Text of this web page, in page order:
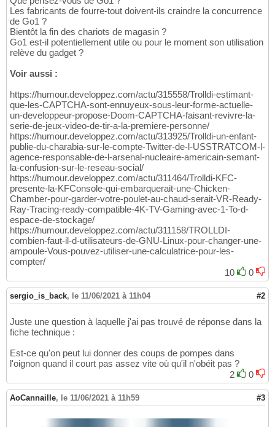
Les fabricants de fourre-tout doivent-ils craindre la concurrence
de Go1 ?
Bientôt la fin des chariots de magasin ?
Go1 est-il potentiellement utile ou pour le moment son utilisation
relève du gadget ?
Voir aussi :
https://humour.developpez.com/actu/315558/Trolldi-estimant-
que-les-CAPTCHA-sont-ennuyeux-sous-leur-forme-actuelle-
un-developpeur-propose-Doom-CAPTCHA-faisant-revivre-la-
serie-de-jeux-video-de-tir-a-la-premiere-personne/
https://humour.developpez.com/actu/313925/Trolldi-un-enfant-
publie-du-charabia-sur-le-compte-Twitter-de-l-USSTRATCOM-l-
agence-responsable-de-l-arsenal-nucleaire-americain-semant-
la-confusion-sur-le-reseau-social/
https://humour.developpez.com/actu/311464/Trolldi-KFC-
presente-la-KFConsole-qui-embarquerait-une-Chicken-
Chamber-pour-garder-votre-poulet-au-chaud-serait-VR-Ready-
Ray-Tracing-ready-compatible-4K-TV-Gaming-avec-1-To-d-
espace-de-stockage/
https://humour.developpez.com/actu/311158/TROLLDI-
combien-faut-il-d-utilisateurs-de-GNU-Linux-pour-changer-une-
ampoule-Vous-pouvez-utiliser-une-calculatrice-pour-les-
compter/
10
0
sergio_is_back, le 11/06/2021 à 11h04 #2
Juste une question à laquelle j'ai pas trouvé de réponse dans la
fiche technique :
Est-ce qu'on peut lui donner des coups de pompes dans
l'oignon quand il court pas assez vite où qu'il n'obéit pas ?
2
0
AoCannaille, le 11/06/2021 à 11h59 #3